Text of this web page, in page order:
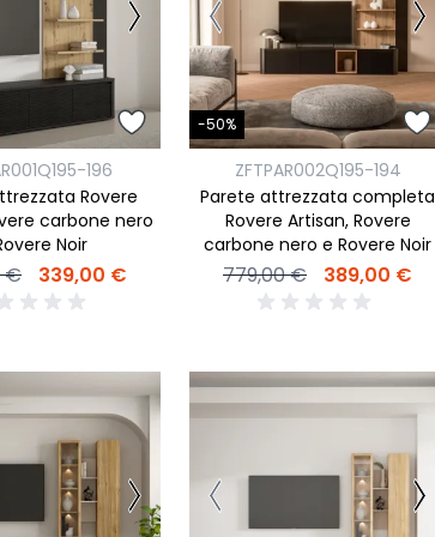
196
Rovere
carbone nero
Noir
€ 339,00 €
-50%
ZFTPAR002Q195-194
Parete attrezzata completa
Rovere Artisan, Rovere
carbone nero e Rovere Noir
779,00 € 389,00 €